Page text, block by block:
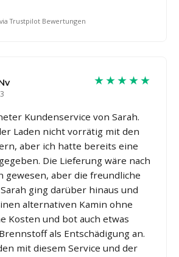
via Trustpilot Bewertungen
★★★★★
Kundenservice von Sarah.
Laden nicht vorrätig mit den
aber ich hatte bereits eine
Die Lieferung wäre nach
gewesen, aber die freundliche
ging darüber hinaus und
alternativen Kamin ohne
Kosten und bot auch etwas
als Entschädigung an.
mit diesem Service und der